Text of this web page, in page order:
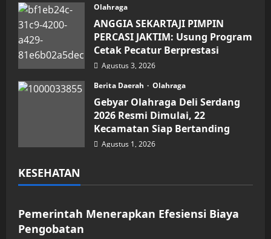
Olahraga
ANGGIA SEKARTAJI PIMPIN
PERCASI JAKTIM: Usung Program
Cetak Pecatur Berprestasi
Agustus 3, 2026
Berita Daerah
Olahraga
Gebyar Olahraga Deli Serdang
2026 Resmi Dimulai, 22
Kecamatan Siap Bertanding
Agustus 1, 2026
KESEHATAN
Kesehatan
Pemerintah Menerapkan Efesiensi Biaya
Pengobatan